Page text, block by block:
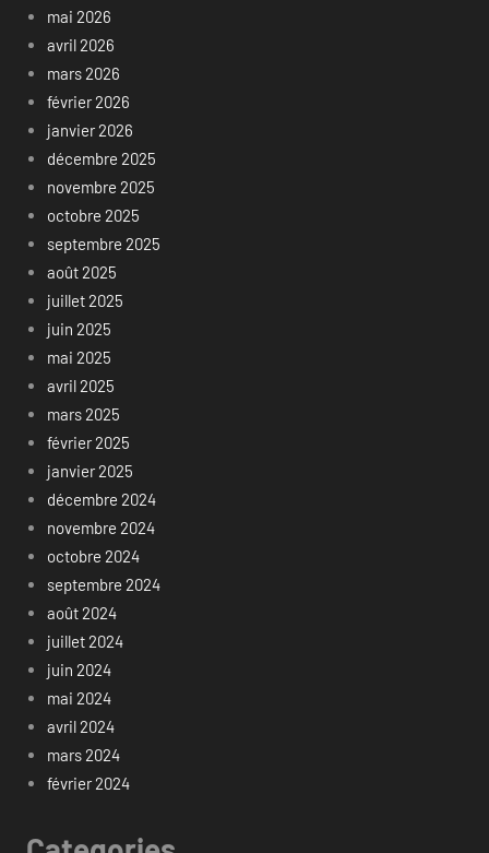
mai 2026
avril 2026
mars 2026
février 2026
janvier 2026
décembre 2025
novembre 2025
octobre 2025
septembre 2025
août 2025
juillet 2025
juin 2025
mai 2025
avril 2025
mars 2025
février 2025
janvier 2025
décembre 2024
novembre 2024
octobre 2024
septembre 2024
août 2024
juillet 2024
juin 2024
mai 2024
avril 2024
mars 2024
février 2024